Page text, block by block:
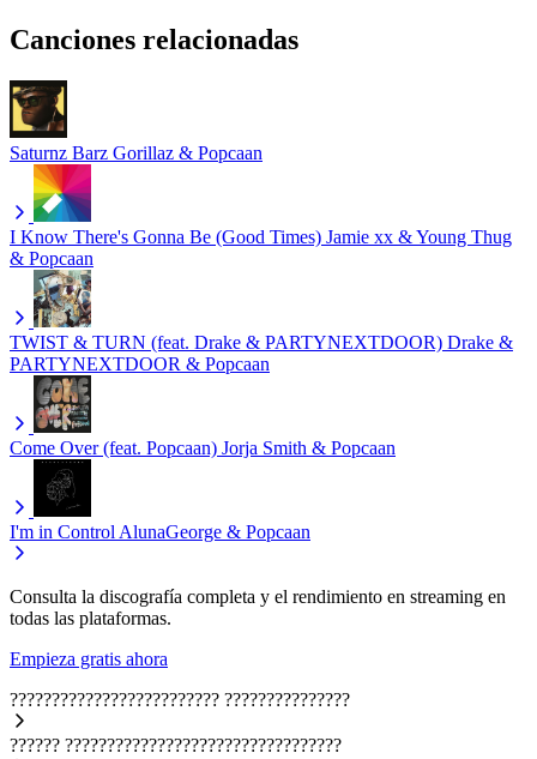
Canciones relacionadas
Saturnz Barz Gorillaz & Popcaan
I Know There's Gonna Be (Good Times) Jamie xx & Young Thug
& Popcaan
TWIST & TURN (feat. Drake & PARTYNEXTDOOR) Drake &
PARTYNEXTDOOR & Popcaan
Come Over (feat. Popcaan) Jorja Smith & Popcaan
I'm in Control AlunaGeorge & Popcaan
Consulta la discografía completa y el rendimiento en streaming en
todas las plataformas.
Empieza gratis ahora
????????????????????????? ???????????????
?????? ?????????????????????????????????